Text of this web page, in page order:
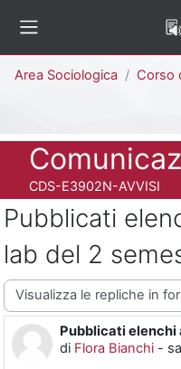
Area Sociologica Corso di
Titolo del corso
Codice identificativo del corso
CDS-E3902N-AVVISI
Pubblicati
lab del 2
Modalità visualizzazione
Pubblicati elenchi
di Flora Bianchi -
Numero di